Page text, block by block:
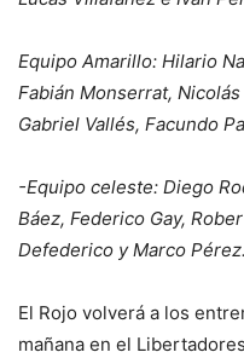
Equipo Amarillo: Hilario
Fabián Monserrat,
Gabriel Vallés, Facundo
-Equipo celeste: Diego
Báez, Federico Gay,
Defederico y Marco Pérez.
El Rojo volverá a los
mañana en el